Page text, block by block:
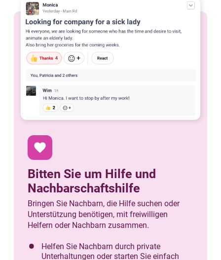
favorite
Bitten Sie um Hilfe und
Nachbarschaftshilfe
Bringen Sie Nachbarn, die Hilfe suchen oder
Unterstützung benötigen, mit freiwilligen
Helfern oder Nachbarn zusammen.
Helfen Sie Nachbarn durch private
Unterhaltungen oder starten Sie einfach